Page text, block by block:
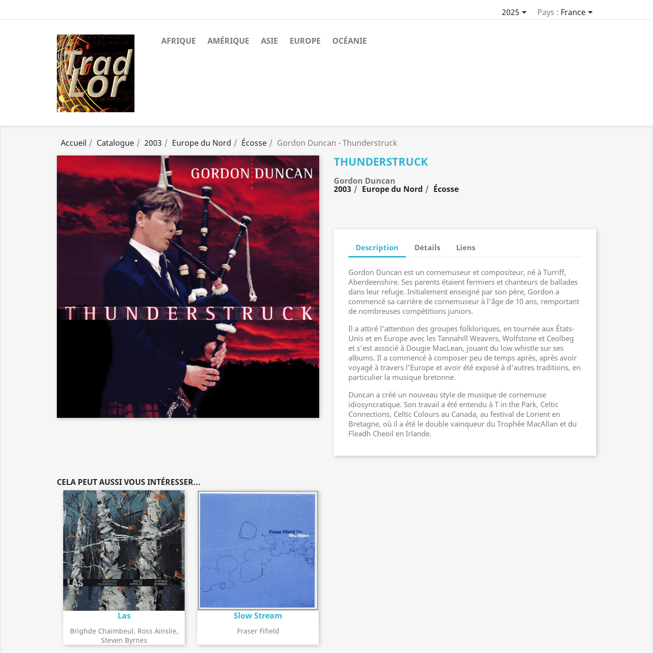
2025 Pays : France
AFRIQUE AMÉRIQUE ASIE EUROPE OCÉANIE
Accueil Catalogue 2003 Europe du Nord Écosse Gordon Duncan - Thunderstruck
THUNDERSTRUCK
Gordon Duncan
2003 Europe du Nord Écosse
Description Détails Liens
Gordon Duncan est un cornemuseur et compositeur, né à Turriff,
Aberdeenshire. Ses parents étaient fermiers et chanteurs de ballades
dans leur refuge. Initialement enseigné par son père, Gordon a
commencé sa carrière de cornemuseur à l'âge de 10 ans, remportant
de nombreuses compétitions juniors.
Il a attiré l'attention des groupes folkloriques, en tournée aux États-
Unis et en Europe avec les Tannahill Weavers, Wolfstone et Ceolbeg
et s'est associé à Dougie MacLean, jouant du low whistle sur ses
albums. Il a commencé à composer peu de temps après, après avoir
voyagé à travers l'Europe et avoir été exposé à d'autres traditions, en
particulier la musique bretonne.
Duncan a créé un nouveau style de musique de cornemuse
idiosyncratique. Son travail a été entendu à T in the Park, Celtic
Connections, Celtic Colours au Canada, au festival de Lorient en
Bretagne, où il a été le double vainqueur du Trophée MacAllan et du
Fleadh Cheoil en Irlande.
CELA PEUT AUSSI VOUS INTÉRESSER...
Las
Brìghde Chaimbeul, Ross Ainslie,
Steven Byrnes
Détail de l'album Slow Stream
Fraser Fifield
Détail de l'album